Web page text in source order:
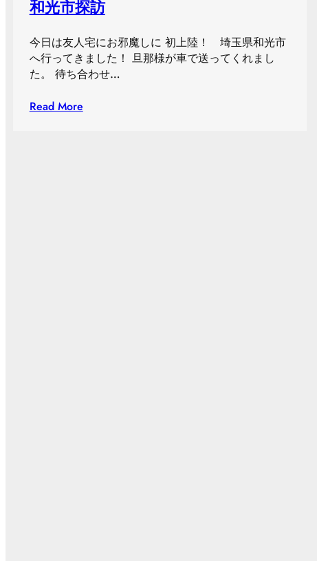
和光市探訪
今日は友人宅にお邪魔しに 初上陸！ 埼玉県和光市
へ行ってきました！ 旦那様が車で送ってくれまし
た。 待ち合わせ…
Read More